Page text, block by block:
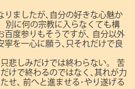
りましたが､自分の好きな心魅か
別に何の宗教に入らなくても構
度参りもそうですが､
自分以外
寧を一心に願う､只それだけで良
悲しみだけでは終わらない。
苦
けで終わるのではなく､其れが力
せ､
前へと進ませる･やり遂げる